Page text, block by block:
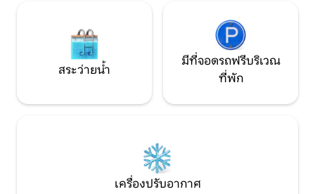
Prinzenteich ที่อยู่ใกล้เคียง (2 นาที) ถูกแช่
แข็งโดยเด็กและผู้ใหญ่สำหรับการเล่นสเก็
ด้วยห้องขนาดใหญ่พร้อมห้องครัวแบบครบ
คำขออยู่เสมอตอนนี้จึงมีความเป็นไปได้ที่จะ
พัก มีผ้าปูที่นอนผ้าเช็ดตัวและไดร์เป่าผม
นอกจากนี้แน่นอน: ซักอุปกรณ์/ผ้าเช็ดตัว
กระดาษชำระสบู่แชมพู/อ่างอาบน้ำ ผู้เข้า
พักที่เดินทางโดยรถยนต์มีที่จอดรถส่วนตัว
สระว่ายน้ำ
มีที่จอดรถฟรีบริเวณ
ที่พัก
เครื่องปรับอากาศ